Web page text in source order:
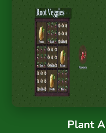
Plant